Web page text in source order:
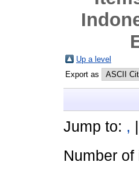
Up a level
Export as
Jump to: ,
Number of